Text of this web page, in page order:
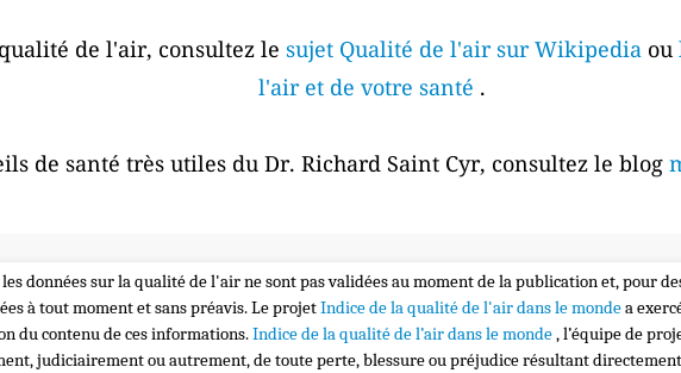
de l'air, consultez le sujet Qualité de l'air sur Wikipedia ou
l'air et de votre santé .
de santé très utiles du Dr. Richard Saint Cyr, consultez le blog
les données sur la qualité de l'air ne sont pas validées au moment de la publication et, pour
à tout moment et sans préavis. Le projetIndice de la qualité de l'air dans le mondea
du contenu de ces informations.Indice de la qualité de l’air dans le monde, l’équipe de
judiciairement ou autrement, de toute perte, blessure ou préjudice résultant